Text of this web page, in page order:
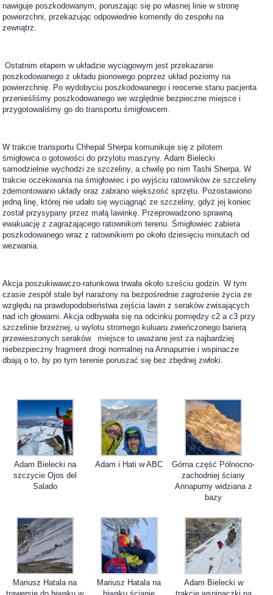
nawiguje poszkodowanym, poruszając się po własnej linie w stronę
powierzchni, przekazując odpowiednie komendy do zespołu na
zewnątrz.
Ostatnim etapem w układzie wyciągowym jest przekazanie
poszkodowanego z układu pionowego poprzez układ poziomy na
powierzchnię. Po wydobyciu poszkodowanego i reocenie stanu pacjenta
przenieśliśmy poszkodowanego we względnie bezpieczne miejsce i
przygotowaliśmy go do transportu śmigłowcem.
W trakcie transportu Chhepal Sherpa komunikuje się z pilotem
śmigłowca o gotowości do przylotu maszyny. Adam Bielecki
samodzielnie wychodzi ze szczeliny, a chwilę po nim Tashi Sherpa. W
trakcie oczekiwania na śmigłowiec i po wyjściu ratowników ze szczeliny
zdemontowano układy oraz zabrano większość sprzętu. Pozostawiono
jedną linę, której nie udało się wyciągnąć ze szczeliny, gdyż jej koniec
został przysypany przez małą lawinkę. Przeprowadzono sprawną
ewakuację z zagrażającego ratownikom terenu. Śmigłowiec zabiera
poszkodowanego wraz z ratownikiem po około dziesięciu minutach od
wezwania.
Akcja poszukiwawczo-ratunkowa trwała około sześciu godzin. W tym
czasie zespół stale był narażony na bezpośrednie zagrożenie życia ze
względu na prawdopodobieństwa zejścia lawin z seraków zwisających
nad ich głowami. Akcja odbywała się na odcinku pomiędzy c2 a c3 przy
szczelinie brzeżnej, u wylotu stromego kuluaru zwieńczonego barierą
przewieszonych seraków. miejsce to uważane jest za najbardziej
niebezpieczny fragment drogi normalnej na Annapurnie i wspinacze
dbają o to, by po tym terenie poruszać się bez zbędnej zwłoki.
Adam Bielecki na
szczycie Ojos del
Salado
Adam i Hati w ABC
Górna część Pólnocno-
zachodniej ściany
Annapurny widziana z
bazy
Mariusz Hatala na
Mariusz Hatala na
Adam Bielecki w